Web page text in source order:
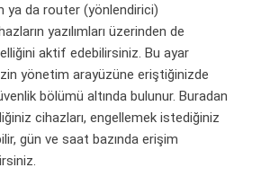
ya da router (yönlendirici)
yazılımları üzerinden de
aktif edebilirsiniz. Bu ayar
yönetim arayüzüne eriştiğinizde
bölümü altında bulunur. Buradan
cihazları, engellemek istediğiniz
gün ve saat bazında erişim